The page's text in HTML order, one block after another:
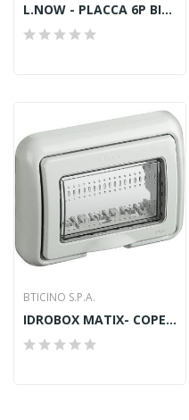
L.NOW - PLACCA 6P BIANCO
BTICINO S.P.A.
IDROBOX MATIX- COPERCHIO IP55 3P BIANCO